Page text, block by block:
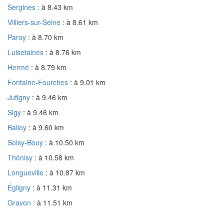
Sergines : à 8.43 km
Villiers-sur-Seine : à 8.61 km
Paroy : à 8.70 km
Luisetaines : à 8.76 km
Hermé : à 8.79 km
Fontaine-Fourches : à 9.01 km
Jutigny : à 9.46 km
Sigy : à 9.46 km
Balloy : à 9.60 km
Soisy-Bouy : à 10.50 km
Thénisy : à 10.58 km
Longueville : à 10.87 km
Égligny : à 11.31 km
Gravon : à 11.51 km